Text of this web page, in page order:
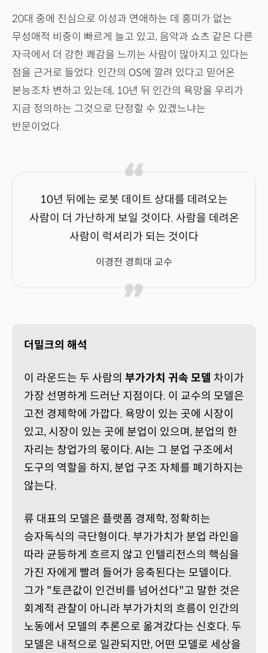
20대 중에 진심으로 이성과 연애하는 데 흥미가 없는
무성애적 비중이 빠르게 늘고 있고, 음악과 쇼츠 같은 다른
자극에서 더 강한 쾌감을 느끼는 사람이 많아지고 있다는
점을 근거로 들었다. 인간의 OS에 깔려 있다고 믿어온
본능조차 변하고 있는데, 10년 뒤 인간의 욕망을 우리가
지금 정의하는 그것으로 단정할 수 있겠느냐는
반문이었다.
10년 뒤에는 로봇 데이트 상대를 데려오는
사람이 더 가난하게 보일 것이다. 사람을 데려온
사람이 럭셔리가 되는 것이다
이경전 경희대 교수
더밀크의 해석
이 라운드는 두 사람의 부가가치 귀속 모델 차이가
가장 선명하게 드러난 지점이다. 이 교수의 모델은
고전 경제학에 가깝다. 욕망이 있는 곳에 시장이
있고, 시장이 있는 곳에 분업이 있으며, 분업의 한
자리는 창업가의 몫이다. AI는 그 분업 구조에서
도구의 역할을 하지, 분업 구조 자체를 폐기하지는
않는다.
류 대표의 모델은 플랫폼 경제학, 정확히는
승자독식의 극단형이다. 부가가치가 분업 라인을
따라 균등하게 흐르지 않고 인텔리전스의 핵심을
가진 자에게 빨려 들어가 응축된다는 모델이다.
그가 "토큰값이 인건비를 넘어선다"고 말한 것은
회계적 관찰이 아니라 부가가치의 흐름이 인간의
노동에서 모델의 추론으로 옮겨갔다는 신호다. 두
모델은 내적으로 일관되지만, 어떤 모델로 세상을